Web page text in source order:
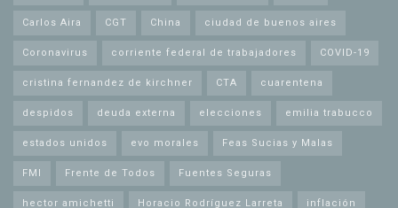
Carlos Aira CGT China ciudad de buenos aires
Coronavirus corriente federal de trabajadores COVID-19
cristina fernandez de kirchner CTA cuarentena
despidos deuda externa elecciones emilia trabucco
estados unidos evo morales Feas Sucias y Malas
FMI Frente de Todos Fuentes Seguras
hector amichetti Horacio Rodríguez Larreta inflación